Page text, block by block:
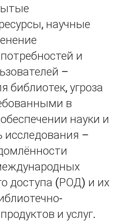
научные
и
–
библиотек, угроза
в
науки и
исследования –
доступа (РОД) и их
и услуг.